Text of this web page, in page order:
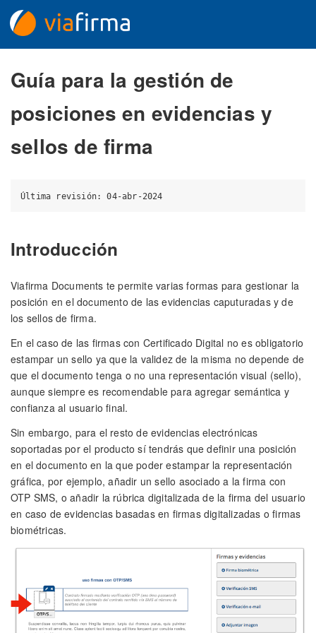
Guía para la gestión de
posiciones en evidencias y
sellos de firma
Introducción
Viafirma Documents te permite varias formas para gestionar la
posición en el documento de las evidencias caputuradas y de
los sellos de firma.
En el caso de las firmas con Certificado Digital no es obligatorio
estampar un sello ya que la validez de la misma no depende de
que el documento tenga o no una representación visual (sello),
aunque siempre es recomendable para agregar semántica y
confianza al usuario final.
Sin embargo, para el resto de evidencias electrónicas
soportadas por el producto sí tendrás que definir una posición
en el documento en la que poder estampar la representación
gráfica, por ejemplo, añadir un sello asociado a la firma con
OTP SMS, o añadir la rúbrica digitalizada de la firma del usuario
en caso de evidencias basadas en firmas digitalizadas o firmas
biométricas.